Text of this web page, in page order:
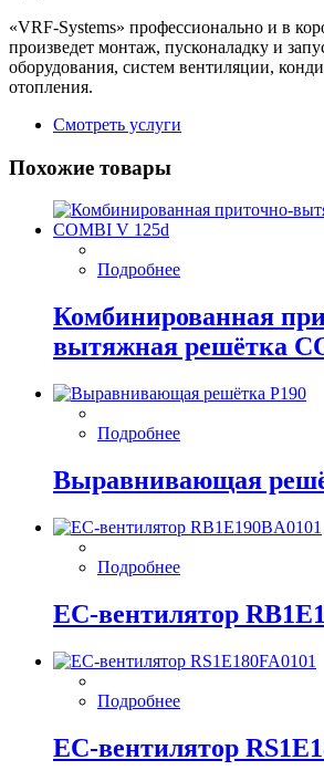
«VRF-Systems» профессионально и в
произведет монтаж, пусконаладку и
оборудования, систем вентиляции,
отопления.
Смотреть услуги
Похожие товары
Подробнее
Комбинированная
вытяжная решётка
Подробнее
Выравнивающая
Подробнее
EC-вентилятор
Подробнее
EC-вентилятор